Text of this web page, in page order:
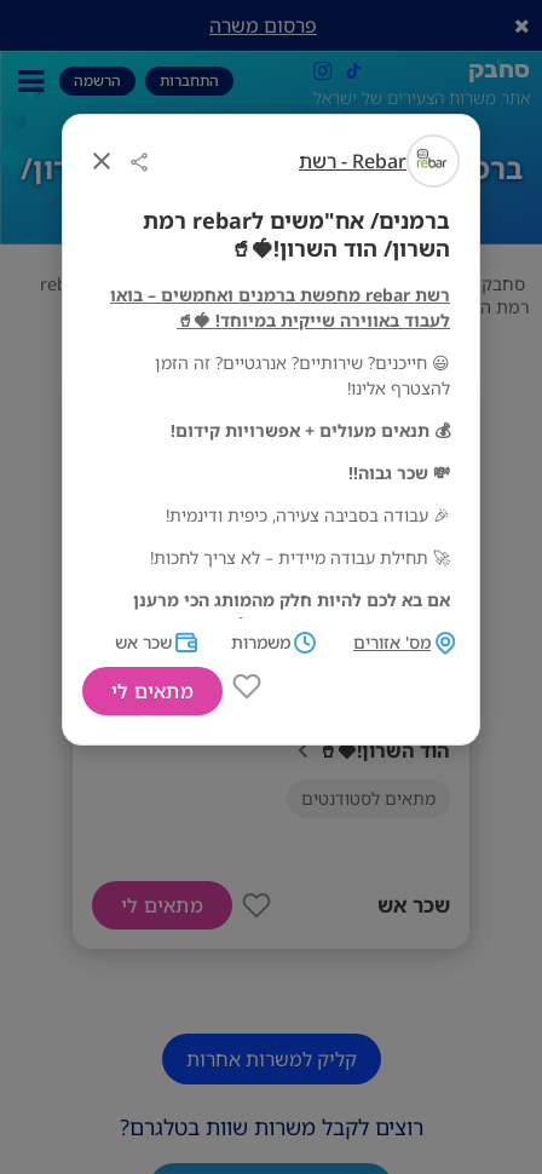
Rebar - רשת
ברמנים/ אח"משים לrebar רמת
השרון/ הוד השרון!🍓🥤
רשת rebar מחפשת ברמנים ואחמשים – בואו
לעבוד באווירה שייקית במיוחד! 🍓🥤
😃 חייכנים? שירותיים? אנרגטיים? זה הזמן
להצטרף אלינו!
💰 תנאים מעולים + אפשרויות קידום!
💸 שכר גבוה!!
🎉 עבודה בסביבה צעירה, כיפית ודינמית!
🚀 תחילת עבודה מיידית – לא צריך לחכות!
אם בא לכם להיות חלק מהמותג הכי מרענן
בארץ – שלחו קו"ח עכשיו! 📩
מס' אזורים משמרות שכר אש
מתאים לי
פרסום משרה
סחבק
אתר משרות הצעירים של ישראל
התחברות הרשמה
ברמנים/ אח"משים לrebar רמת השרון/
הוד השרון!🍓🥤
סחבק משרות שוות
ברמנים/ אח"משים לrebar
רמת השרון/ הוד השרון!🍓🥤
מס' אזורים
ברמנים/ אח"משים לrebar רמת השרון/
הוד השרון!🍓🥤
מתאים לסטודנטים
שכר אש מתאים לי
קליק למשרות אחרות
רוצים לקבל משרות שוות בטלגרם?